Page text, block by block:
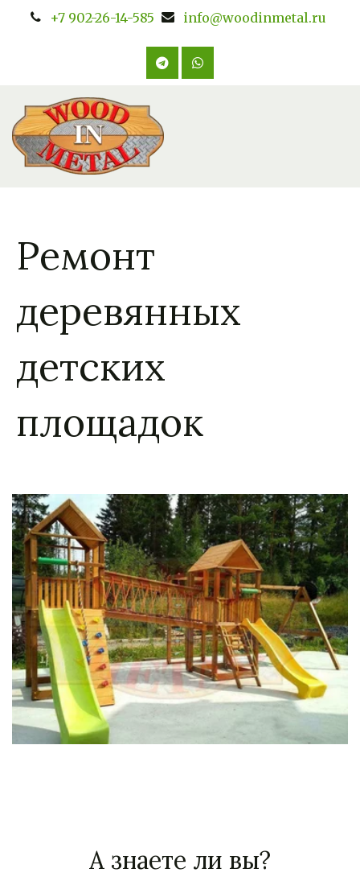
+7 902-26-14-585 info@woodinmetal.ru
Ремонт
деревянных
детских
площадок
А знаете ли вы?